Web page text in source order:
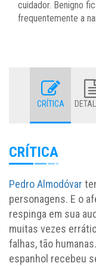
cuidador. Benigno
frequentemente a
CRÍTICA
CRÍTICA
Pedro Almodóvar
personagens. E o
respinga em sua
muitas vezes
falhas, tão
espanhol recebeu